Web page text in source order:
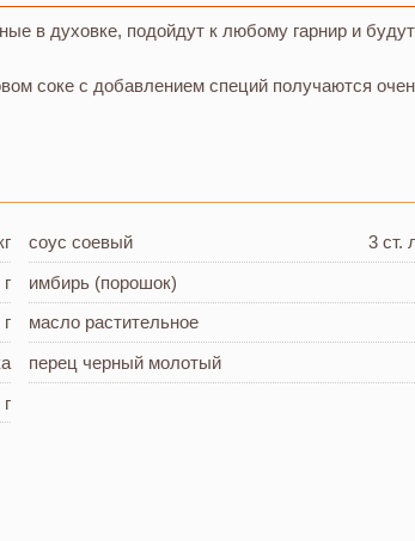
в духовке, подойдут к любому гарнир и будут
соке с добавлением специй получаются
соус соевый
3 ст.
имбирь (порошок)
масло растительное
перец черный молотый